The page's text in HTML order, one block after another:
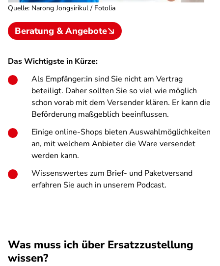
Quelle: Narong Jongsirikul / Fotolia
Beratung & Angebote
Das Wichtigste in Kürze:
Als Empfänger:in sind Sie nicht am Vertrag
beteiligt. Daher sollten Sie so viel wie möglich
schon vorab mit dem Versender klären. Er kann die
Beförderung maßgeblich beeinflussen.
Einige online-Shops bieten Auswahlmöglichkeiten
an, mit welchem Anbieter die Ware versendet
werden kann.
Wissenswertes zum Brief- und Paketversand
erfahren Sie auch in unserem Podcast.
Was muss ich über Ersatzzustellung
wissen?